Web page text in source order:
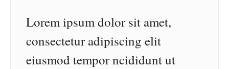
Lorem ipsum dolor sit amet,
consectetur adipiscing elit
eiusmod tempor ncididunt ut